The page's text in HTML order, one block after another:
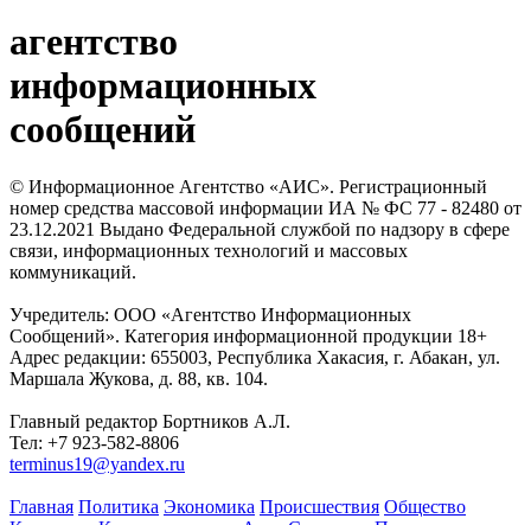
агентство
информационных
сообщений
© Информационное Агентство «АИС». Регистрационный
номер средства массовой информации ИА № ФС 77 - 82480 от
23.12.2021 Выдано Федеральной службой по надзору в сфере
связи, информационных технологий и массовых
коммуникаций.
Учредитель: ООО «Агентство Информационных
Сообщений». Категория информационной продукции 18+
Адрес редакции: 655003, Республика Хакасия, г. Абакан, ул.
Маршала Жукова, д. 88, кв. 104.
Главный редактор Бортников А.Л.
Тел: +7 923-582-8806
terminus19@yandex.ru
Главная Политика Экономика Происшествия Общество